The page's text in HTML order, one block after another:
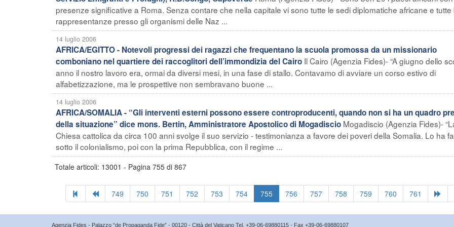
presenze significative a Roma. Senza contare che nella capitale vi sono tutte le sedi diplomatiche africane e tutte
rappresentanze presso gli organismi delle Naz ...
14 luglio 2006
AFRICA/EGITTO - Notevoli progressi dei ragazzi che frequentano la scuola promossa da un missionario
comboniano nel quartiere dei raccoglitori dell’immondizia del Cairo Il Cairo (Agenzia Fides)- “A giugno dello
anno il nostro lavoro era, ormai da diversi mesi, in una fase di stallo. Contavamo di avviare un corso estivo di
alfabetizzazione, ma le prospettive non sembravano buone ...
14 luglio 2006
AFRICA/SOMALIA - “Gli interventi esterni possono essere controproducenti, quando non si ha un quadro
della situazione” dice mons. Bertin, Amministratore Apostolico di Mogadiscio Mogadiscio (Agenzia Fides)-
Chiesa cattolica da circa 100 anni svolge il suo servizio - testimonianza a favore dei poveri della Somalia. Lo ha
sotto il colonialismo, poi con la prima Repubblica, con il regime ...
Totale articoli: 13001 - Pagina 755 di 867
749 750 751 752 753 754 755 756 757 758 759 760 761
Agenzia Fides - Palazzo “de Propaganda Fide” - 00120 - Città del Vaticano Tel. +39-06-69880115 - Fax +39-06-69880107